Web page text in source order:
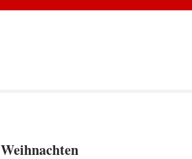
Weihnachten